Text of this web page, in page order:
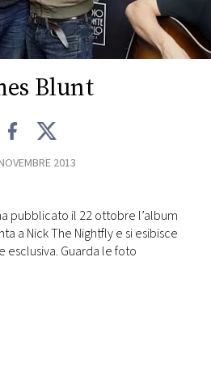
Blunt
2013
pubblicato il 22 ottobre l’album
a Nick The Nightfly e si esibisce
esclusiva. Guarda le foto